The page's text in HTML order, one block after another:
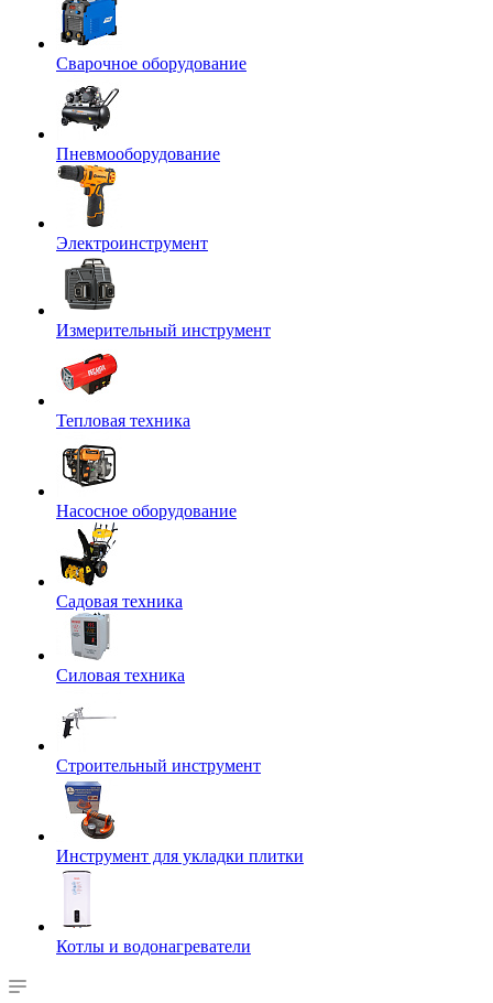
Сварочное оборудование
Пневмооборудование
Электроинструмент
Измерительный инструмент
Тепловая техника
Насосное оборудование
Садовая техника
Силовая техника
Строительный инструмент
Инструмент для укладки плитки
Котлы и водонагреватели